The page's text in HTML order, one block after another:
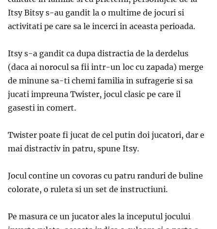
Itsy Bitsy s-au gandit la o multime de jocuri si
activitati pe care sa le incerci in aceasta perioada.
Itsy s-a gandit ca dupa distractia de la derdelus
(daca ai norocul sa fii intr-un loc cu zapada) merge
de minune sa-ti chemi familia in sufragerie si sa
jucati impreuna Twister, jocul clasic pe care il
gasesti in comert.
Twister poate fi jucat de cel putin doi jucatori, dar e
mai distractiv in patru, spune Itsy.
Jocul contine un covoras cu patru randuri de buline
colorate, o ruleta si un set de instructiuni.
Pe masura ce un jucator ales la inceputul jocului